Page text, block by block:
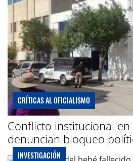
CRÍTICAS AL OFICIALISMO
Conflicto institucional en
denuncian bloqueo
INVESTIGACIÓN